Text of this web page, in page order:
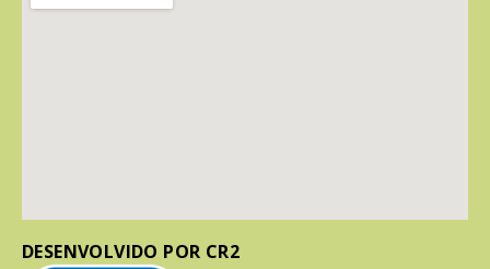
DESENVOLVIDO POR CR2